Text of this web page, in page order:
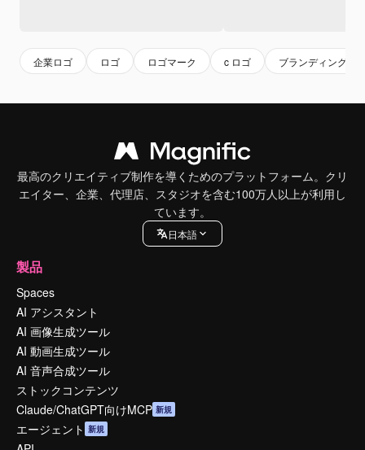
企業ロゴ ロゴ ロゴマーク c ロゴ ブランディング
最高のクリエイティブ制作を導くためのプラットフォーム。クリ
エイター、企業、代理店、スタジオを含む100万人以上が利用し
ています。
日本語
製品
Spaces
AI アシスタント
AI 画像生成ツール
AI 動画生成ツール
AI 音声合成ツール
ストックコンテンツ
Claude/ChatGPT向けMCP 新規
エージェント 新規